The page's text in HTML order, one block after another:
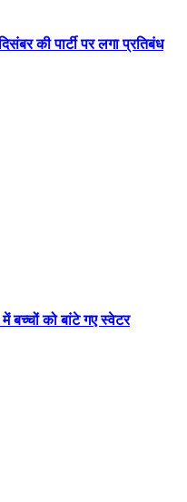
की पार्टी पर लगा प्रतिबंध
बच्चों को बांटे गए स्वेटर